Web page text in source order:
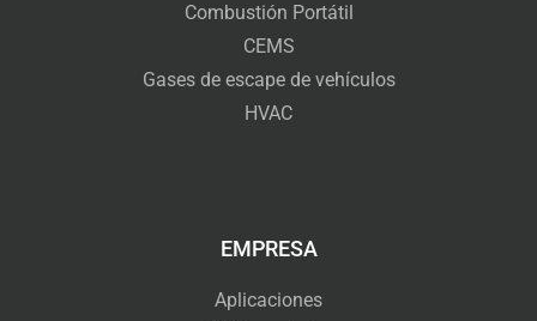
Combustión Portátil
CEMS
Gases de escape de vehículos
HVAC
EMPRESA
Aplicaciones